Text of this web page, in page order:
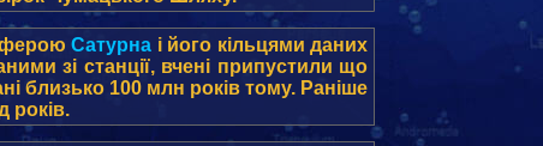
Сатурна і його кільцями даних
зі станції, вчені припустили що
близько 100 млн років тому. Раніше
років.